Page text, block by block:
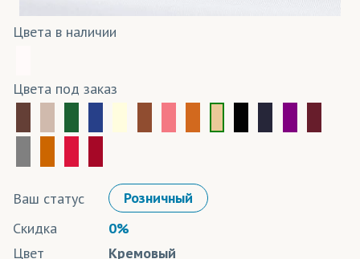
Цвета в наличии
Цвета под заказ
Ваш статус
Розничный
Скидка
0%
Цвет
Кремовый